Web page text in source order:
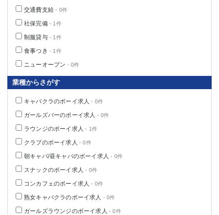
交通費支給 - 0件
社保完備- 1件
制服貸与- 1件
食事つき - 1件
ニューオープン - 0件
業種からさがす
キャバクラのボーイ求人 - 0件
ガールズバーのボーイ求人 - 0件
ラウンジのボーイ求人 - 1件
クラブのボーイ求人 - 0件
朝キャバ/昼キャバのボーイ求人 - 0件
スナックのボーイ求人 - 0件
コンカフェのボーイ求人 - 0件
熟女キャバクラのボーイ求人 - 0件
ガールズラウンジのボーイ求人 - 0件
船橋
成田
茂原
栃木県
東武宇都宮（宇都宮西口）
茨城県
土浦 ひたち野うしく